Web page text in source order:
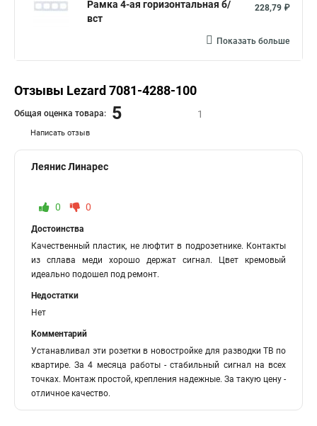
Рамка 4-ая горизонтальная б/
вст
228,79 ₽
Показать больше
Отзывы Lezard 7081-4288-100
Написать отзыв
Общая оценка товара: 5 1
Леянис Линарес
0 0
Достоинства
Качественный пластик, не люфтит в подрозетнике. Контакты
из сплава меди хорошо держат сигнал. Цвет кремовый
идеально подошел под ремонт.
Недостатки
Нет
Комментарий
Устанавливал эти розетки в новостройке для разводки ТВ по
квартире. За 4 месяца работы - стабильный сигнал на всех
точках. Монтаж простой, крепления надежные. За такую цену -
отличное качество.